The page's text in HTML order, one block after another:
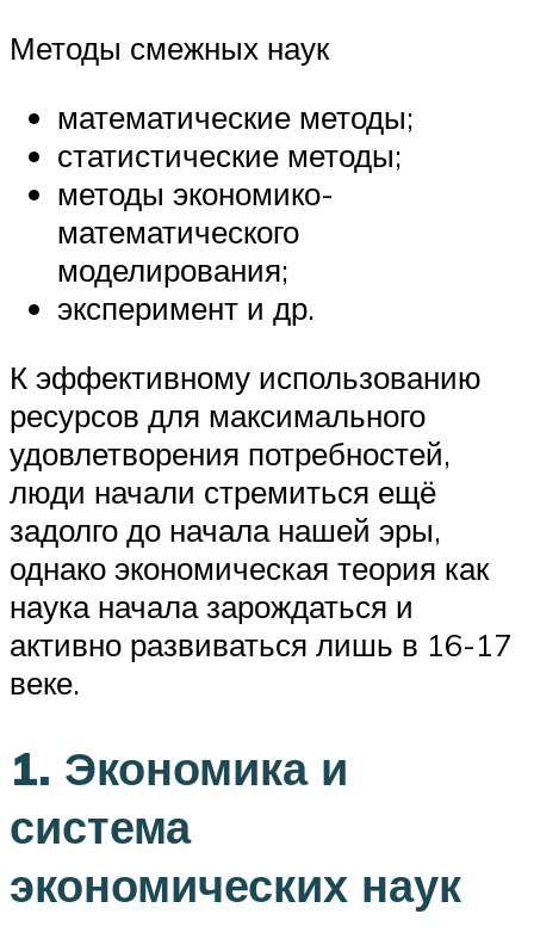
Методы смежных наук
математические методы;
статистические методы;
методы экономико-
математического
моделирования;
эксперимент и др.
К эффективному использованию
ресурсов для максимального
удовлетворения потребностей,
люди начали стремиться ещё
задолго до начала нашей эры,
однако экономическая теория как
наука начала зарождаться и
активно развиваться лишь в 16-17
веке.
1. Экономика и
система
экономических наук